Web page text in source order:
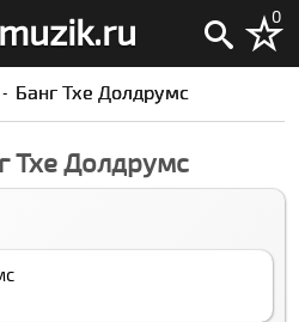
0
Банг Тхе Долдрумс
Тхе Долдрумс